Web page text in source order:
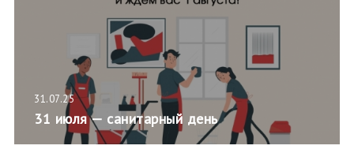
31.07.25
31 июля — санитарный день